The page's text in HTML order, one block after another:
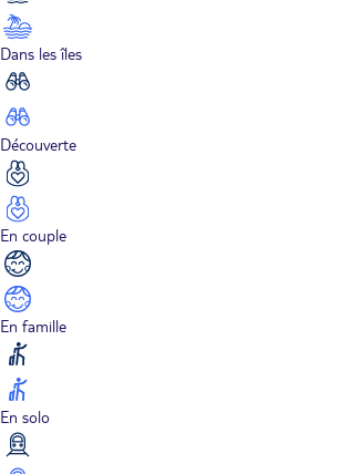
Dans les îles
Découverte
En couple
En famille
En solo